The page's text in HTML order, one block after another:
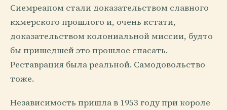
Сиемреапом стали доказательством славного
кхмерского прошлого и, очень кстати,
доказательством колониальной миссии, будто
бы пришедшей это прошлое спасать.
Реставрация была реальной. Самодовольство
тоже.
Независимость пришла в 1953 году при короле